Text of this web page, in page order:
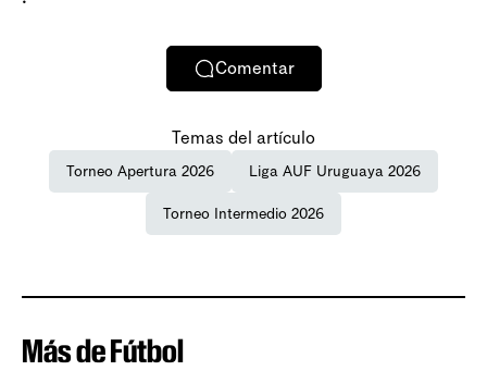
Comentar
Temas del artículo
Torneo Apertura 2026 Liga AUF Uruguaya 2026
Torneo Intermedio 2026
Más de Fútbol